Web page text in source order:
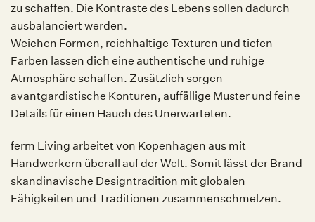
zu schaffen. Die Kontraste des Lebens sollen dadurch
ausbalanciert werden.
Weichen Formen, reichhaltige Texturen und tiefen
Farben lassen dich eine authentische und ruhige
Atmosphäre schaffen. Zusätzlich sorgen
avantgardistische Konturen, auffällige Muster und feine
Details für einen Hauch des Unerwarteten.
ferm Living arbeitet von Kopenhagen aus mit
Handwerkern überall auf der Welt. Somit lässt der Brand
skandinavische Designtradition mit globalen
Fähigkeiten und Traditionen zusammenschmelzen.